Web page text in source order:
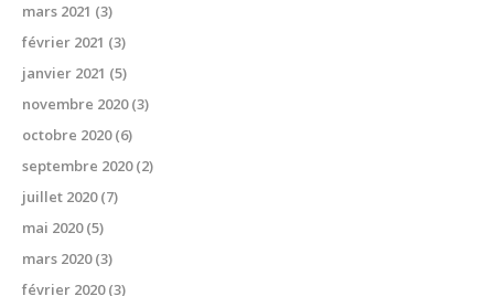
mars 2021 (3)
février 2021 (3)
janvier 2021 (5)
novembre 2020(3)
octobre 2020(6)
septembre 2020(2)
juillet 2020(7)
mai 2020(5)
mars 2020(3)
février 2020(3)